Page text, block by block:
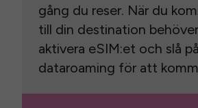
gång du reser. När du
till din destination
aktivera eSIM:et och slå på
dataroaming för att